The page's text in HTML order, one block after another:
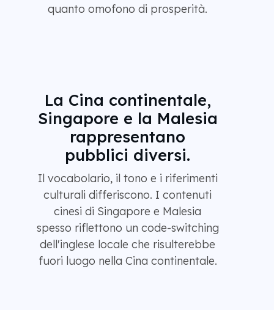
quanto omofono di prosperità.
La Cina continentale,
Singapore e la Malesia
rappresentano
pubblici diversi.
Il vocabolario, il tono e i riferimenti
culturali differiscono. I contenuti
cinesi di Singapore e Malesia
spesso riflettono un code-switching
dell'inglese locale che risulterebbe
fuori luogo nella Cina continentale.